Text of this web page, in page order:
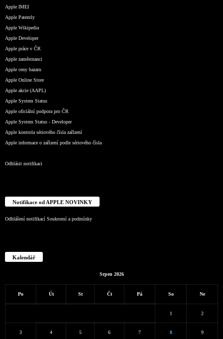
Apple IMEI
Apple Patently
Apple Wikipedia
Apple Developer
Apple práce v ČR
Apple zaměstnanci
Apple ceny bazaru
Apple Online Store
Apple akcie (AAPL)
Apple System Status
Apple oficiální podpora pro ČR
Apple System Status - Developer
Apple kontrola sériového čísla zařízení
Apple informace o zařízení podle sériového čísla
Odhlásit notifikaci
Notifikace od APPLE NOVINKY
Odhlášení notifikací Soukromí a podmínky
Kalendář
Srpen 2026
Po Út St Čt Pá So Ne
1 2
3 4 5 6 7 8 9